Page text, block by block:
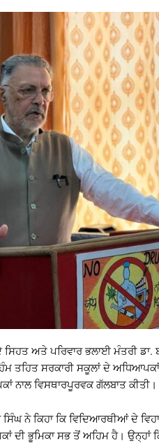
ਅਤੇ ਪਰਿਵਾਰ ਭਲਾਈ ਮੰਤਰੀ
ਤਹਿਤ ਸਰਕਾਰੀ ਸਕੂਲਾਂ ਦੇ
ਨਾਲ ਵਿਸਥਾਰਪੂਰਵਕ ਗੱਲਬਾਤ ਕੀਤੀ।
ਨੇ ਕਿਹਾ ਕਿ ਵਿਦਿਆਰਥੀਆਂ ਦੇ
ਦੀ ਭੂਮਿਕਾ ਸਭ ਤੋਂ ਅਹਿਮ ਹੈ। ਉਨ੍ਹਾਂ